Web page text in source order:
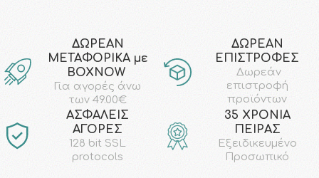
ΔΩΡΕΑΝ
ΜΕΤΑΦΟΡΙΚΑ με
ΒΟΧΝΟW
Για αγορές άνω
των 49.00€
ΔΩΡΕΑΝ
ΕΠΙΣΤΡΟΦΕΣ
Δωρεάν
επιστροφή
προϊόντων
AΣΦΑΛΕΙΣ
ΑΓΟΡΕΣ
128 bit SSL
protocols
35 ΧΡΟΝΙΑ
ΠΕΙΡΑΣ
Εξειδικευμένο
Προσωπικό